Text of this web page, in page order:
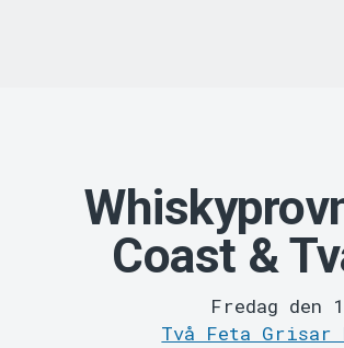
Coast &
Fredag den
Två Feta Grisar